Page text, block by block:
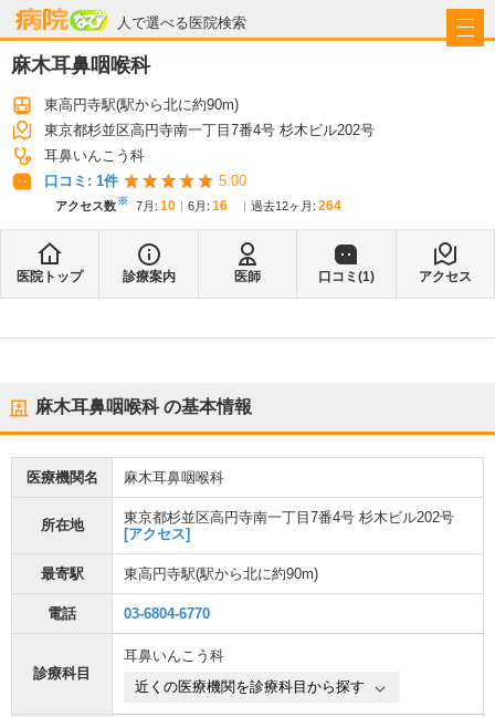
人で選べる医院検索
病院なび
麻木耳鼻咽喉科
東高円寺駅(駅から北に約90m)
東京都杉並区高円寺南一丁目7番4号 杉木ビル202号
耳鼻いんこう科
口コミ: 1件 5.00
アクセス数※ 7月 : 10 6月 : 16 過去12ヶ月: 264
医院トップ 診療案内 医師 口コミ(1) アクセス
麻木耳鼻咽喉科の基本情報
医療機関名 麻木耳鼻咽喉科
所在地
東京都杉並区高円寺南一丁目7番4号 杉木ビル202号
[アクセス]
最寄駅 東高円寺駅(駅から北に約90m)
電話 03-6804-6770
診療科目
耳鼻いんこう科
近くの医療機関を診療科目から探す